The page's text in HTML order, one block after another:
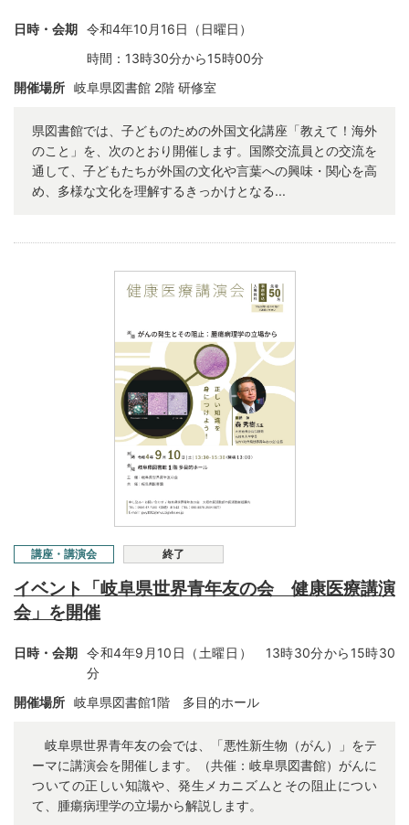
日時・会期 令和4年10月16日（日曜日）
時間：13時30分から15時00分
開催場所 岐阜県図書館 2階 研修室
県図書館では、子どものための外国文化講座「教えて！海外
のこと」を、次のとおり開催します。国際交流員との交流を
通して、子どもたちが外国の文化や言葉への興味・関心を高
め、多様な文化を理解するきっかけとなる...
講座・講演会 終了
イベント「岐阜県世界青年友の会 健康医療講演
会」を開催
日時・会期 令和4年9月10日（土曜日） 13時30分から15時30
分
開催場所 岐阜県図書館1階 多目的ホール
岐阜県世界青年友の会では、「悪性新生物（がん）」をテ
ーマに講演会を開催します。（共催：岐阜県図書館）がんに
ついての正しい知識や、発生メカニズムとその阻止につい
て、腫瘍病理学の立場から解説します。